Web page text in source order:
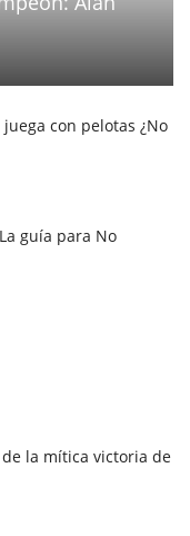
con pelotas ¿No
guía para No
la mítica victoria de